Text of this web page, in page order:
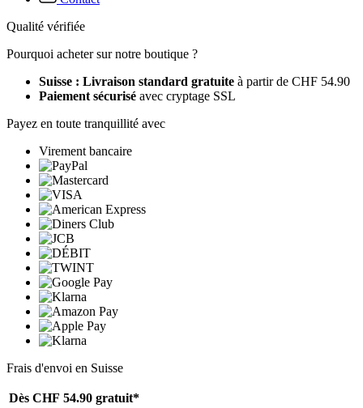
Qualité vérifiée
Pourquoi acheter sur notre boutique ?
Suisse : Livraison standard gratuite à partir de CHF 54.90
Paiement sécurisé avec cryptage SSL
Payez en toute tranquillité avec
Virement bancaire
Frais d'envoi en Suisse
Dès CHF 54.90 gratuit*